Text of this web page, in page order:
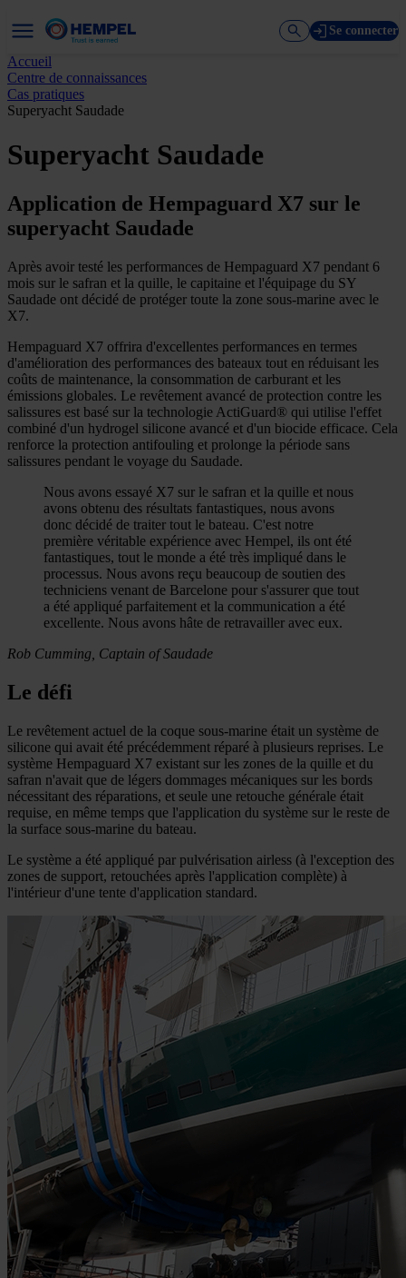
Se connecter
Accueil
Centre de connaissances
Cas pratiques
Superyacht Saudade
Superyacht Saudade
Application de Hempaguard X7 sur le
superyacht Saudade
Après avoir testé les performances de Hempaguard X7 pendant 6
mois sur le safran et la quille, le capitaine et l'équipage du SY
Saudade ont décidé de protéger toute la zone sous-marine avec le
X7.
Hempaguard X7 offrira d'excellentes performances en termes
d'amélioration des performances des bateaux tout en réduisant les
coûts de maintenance, la consommation de carburant et les
émissions globales. Le revêtement avancé de protection contre les
salissures est basé sur la technologie ActiGuard® qui utilise l'effet
combiné d'un hydrogel silicone avancé et d'un biocide efficace. Cela
renforce la protection antifouling et prolonge la période sans
salissures pendant le voyage du Saudade.
Nous avons essayé X7 sur le safran et la quille et nous
avons obtenu des résultats fantastiques, nous avons
donc décidé de traiter tout le bateau. C'est notre
première véritable expérience avec Hempel, ils ont été
fantastiques, tout le monde a été très impliqué dans le
processus. Nous avons reçu beaucoup de soutien des
techniciens venant de Barcelone pour s'assurer que tout
a été appliqué parfaitement et la communication a été
excellente. Nous avons hâte de retravailler avec eux.
Rob Cumming, Captain of Saudade
Le défi
Le revêtement actuel de la coque sous-marine était un système de
silicone qui avait été précédemment réparé à plusieurs reprises. Le
système Hempaguard X7 existant sur les zones de la quille et du
safran n'avait que de légers dommages mécaniques sur les bords
nécessitant des réparations, et seule une retouche générale était
requise, en même temps que l'application du système sur le reste de
la surface sous-marine du bateau.
Le système a été appliqué par pulvérisation airless (à l'exception des
zones de support, retouchées après l'application complète) à
l'intérieur d'une tente d'application standard.